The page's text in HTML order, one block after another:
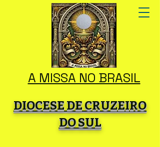
A MISSA NO BRASIL
DIOCESE DE CRUZEIRO
DO SUL